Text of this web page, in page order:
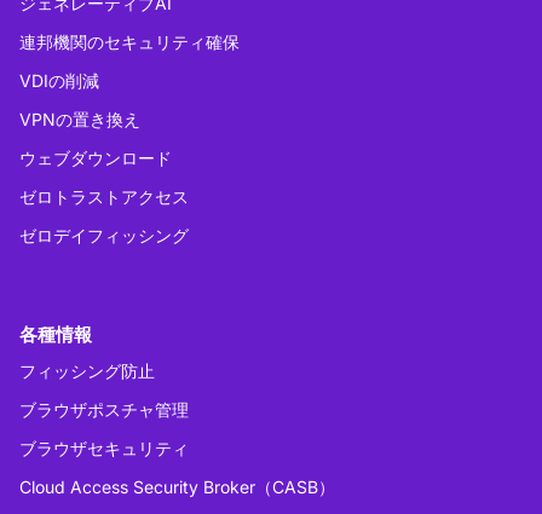
連邦機関のセキュリティ確保
VDIの削減
VPNの置き換え
ウェブダウンロード
ゼロトラストアクセス
ゼロデイフィッシング
各種情報
フィッシング防止
ブラウザポスチャ管理
ブラウザセキュリティ
Cloud Access Security Broker（CASB）